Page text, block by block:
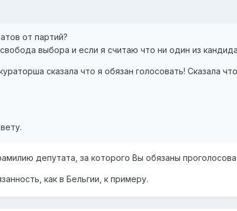
от партий?
выбора и если я считаю что ни один из
сказала что я обязан голосовать! Сказала
депутата, за которого Вы обязаны
как в Бельгии, к примеру.